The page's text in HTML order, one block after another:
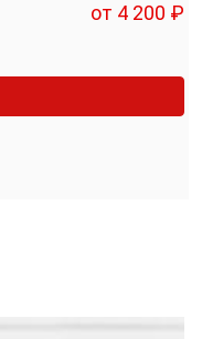
от 4 200 ₽